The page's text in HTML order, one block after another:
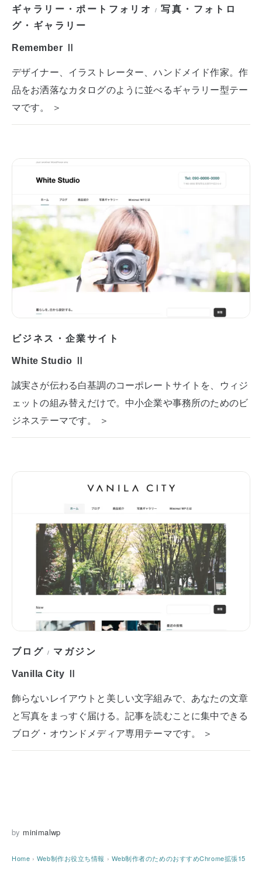
ギャラリー・ポートフォリオ /写真・フォトロ
グ・ギャラリー
Remember Ⅱ
デザイナー、イラストレーター、ハンドメイド作家。作
品をお洒落なカタログのように並べるギャラリー型テー
マです。 ＞
ビジネス・企業サイト
White Studio Ⅱ
誠実さが伝わる白基調のコーポレートサイトを、ウィジ
ェットの組み替えだけで。中小企業や事務所のためのビ
ジネステーマです。 ＞
ブログ / マガジン
Vanilla City Ⅱ
飾らないレイアウトと美しい文字組みで、あなたの文章
と写真をまっすぐ届ける。記事を読むことに集中できる
ブログ・オウンドメディア専用テーマです。 ＞
by minimalwp
Home › Web制作お役立ち情報 › Web制作者のためのおすすめChrome拡張15